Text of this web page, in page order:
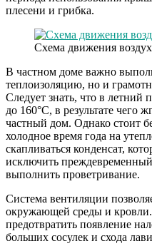
плесени и грибка.
Схема движения
В частном доме важно
теплоизоляцию, но и
Следует знать, что в летний
до 160°С, в результате чего
частный дом. Однако стоит
холодное время года на
скапливаться конденсат,
исключить
выполнить проветривание.
Система вентиляции
окружающей среды и кровли.
предотвратить появление
больших сосулек и схода